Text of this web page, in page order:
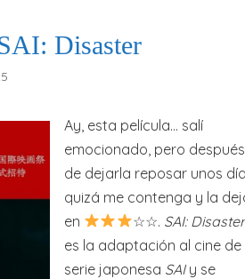
Disaster
Ay, esta película… salí
emocionado, pero después
de dejarla reposar unos
quizá me contenga y la
en
☆☆. SAI: Disaster
es la adaptación al cine de
serie japonesa SAIy se